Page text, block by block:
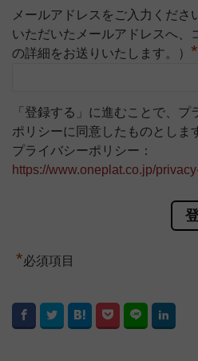
メールアドレスをご入力くださ
いただいたメールアドレスへ、
の詳細をお送りいたします。） *
「登録する」に進むことで、プ
ポリシーに同意したものとしま
プライバシーポリシー：
https://www.oneplat.co.jp/
*必須項目